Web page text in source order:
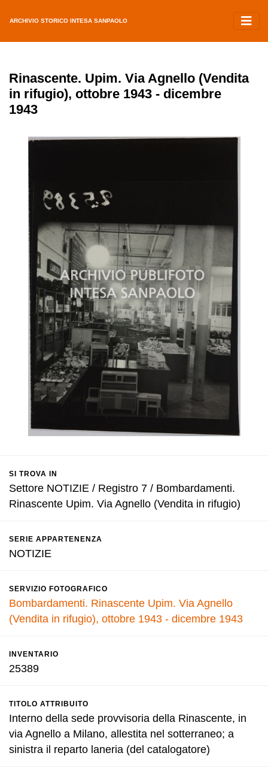
ARCHIVIO STORICO INTESA SANPAOLO
Rinascente. Upim. Via Agnello (Vendita
in rifugio), ottobre 1943 - dicembre
1943
SI TROVA IN
Settore NOTIZIE / Registro 7 / Bombardamenti.
Rinascente Upim. Via Agnello (Vendita in rifugio)
SERIE APPARTENENZA
NOTIZIE
SERVIZIO FOTOGRAFICO
Bombardamenti. Rinascente Upim. Via Agnello
(Vendita in rifugio), ottobre 1943 - dicembre 1943
INVENTARIO
25389
TITOLO ATTRIBUITO
Interno della sede provvisoria della Rinascente, in
via Agnello a Milano, allestita nel sotterraneo; a
sinistra il reparto laneria (del catalogatore)